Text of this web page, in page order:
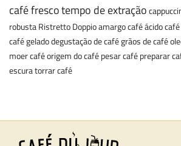
café frescotempo de extração
robustaRistrettoDoppioamargocafé ácido
café geladodegustação de cafégrãos de café
moer caféorigem do cafépesar cafépreparar
escuratorrar café